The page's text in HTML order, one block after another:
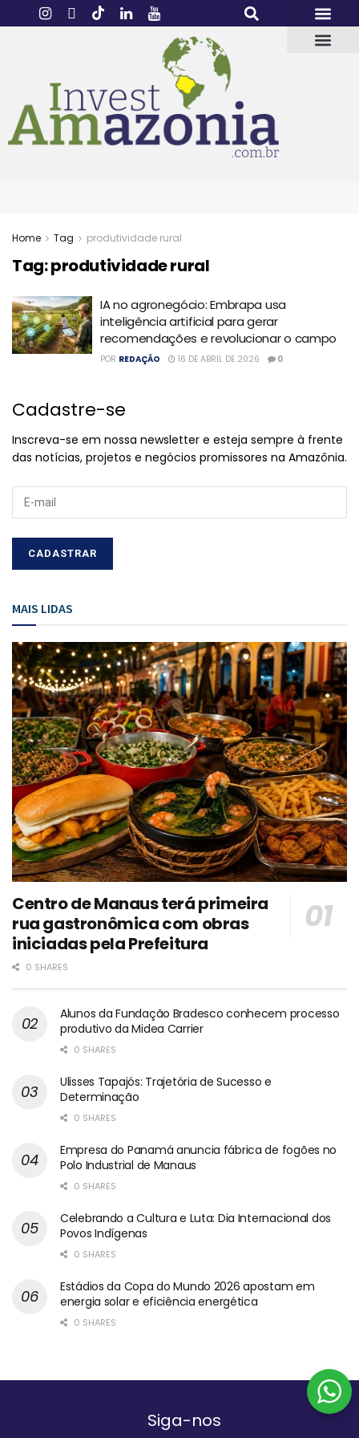
Home Tag produtividade rural
Tag:produtividade rural
IA no agronegócio: Embrapa usa
inteligência artificial para gerar
recomendações e revolucionar o campo
POR REDAÇÃO 16 DE ABRIL DE 2026 0
Cadastre-se
Inscreva-se em nossa newsletter e esteja sempre à frente
das notícias, projetos e negócios promissores na Amazônia.
MAIS LIDAS
Centro de Manaus terá primeira
rua gastronômica com obras
iniciadas pela Prefeitura
0 SHARES
Alunos da Fundação Bradesco conhecem processo
produtivo da Midea Carrier
0 SHARES
Ulisses Tapajós: Trajetória de Sucesso e
Determinação
0 SHARES
Empresa do Panamá anuncia fábrica de fogões no
Polo Industrial de Manaus
0 SHARES
Celebrando a Cultura e Luta: Dia Internacional dos
Povos Indígenas
0 SHARES
Estádios da Copa do Mundo 2026 apostam em
energia solar e eficiência energética
0 SHARES
Siga-nos